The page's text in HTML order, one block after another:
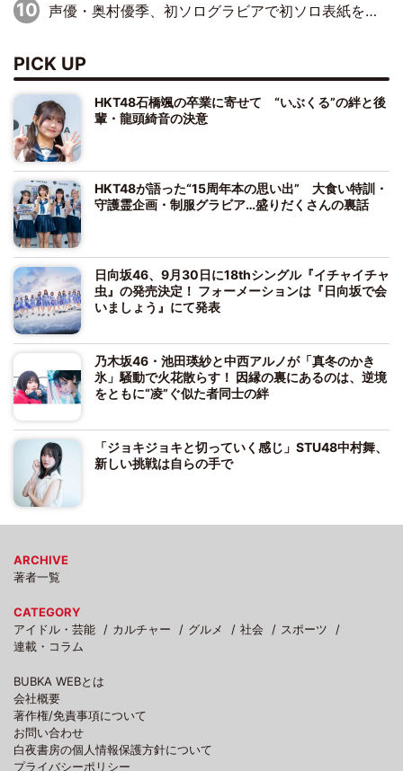
声優・奥村優季、初ソログラビアで初ソロ表紙を飾る！ 初めて見せる表情や、声優を志したきっかけなどを語った必読のインタビューを掲載
PICK UP
HKT48石橋颯の卒業に寄せて “いぶくる”の絆と後
輩・龍頭綺音の決意
HKT48が語った“15周年本の思い出” 大食い特訓・
守護霊企画・制服グラビア…盛りだくさんの裏話
日向坂46、9月30日に18thシングル『イチャイチャ
虫』の発売決定！ フォーメーションは『日向坂で会
いましょう』にて発表
乃木坂46・池田瑛紗と中西アルノが「真冬のかき
氷」騒動で火花散らす！ 因縁の裏にあるのは、逆境
をともに“凌”ぐ似た者同士の絆
「ジョキジョキと切っていく感じ」STU48中村舞、
新しい挑戦は自らの手で
ARCHIVE
著者一覧
CATEGORY
アイドル・芸能
カルチャー グルメ 社会
スポーツ
連載・コラム
BUBKA WEBとは
会社概要
著作権/免責事項について
お問い合わせ
白夜書房の個人情報保護方針について
プライバシーポリシー